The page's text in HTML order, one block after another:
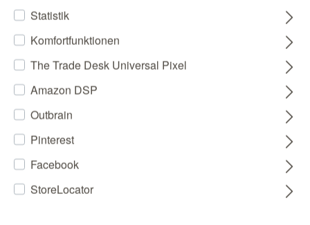
Statistik
Komfortfunktionen
The Trade Desk Universal Pixel
Amazon DSP
Outbrain
Pinterest
Facebook
StoreLocator